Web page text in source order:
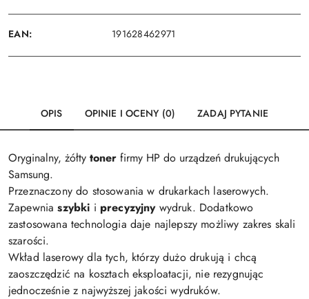
EAN: 191628462971
OPIS OPINIE I OCENY (0) ZADAJ PYTANIE
Oryginalny, żółty toner firmy HP do urządzeń drukujących
Samsung.
Przeznaczony do stosowania w drukarkach laserowych.
Zapewniaszybki i precyzyjnywydruk. Dodatkowo
zastosowana technologia daje najlepszy możliwy zakres skali
szarości.
Wkład laserowy dla tych, którzy dużo drukują i chcą
zaoszczędzić na kosztach eksploatacji, nie rezygnując
jednocześnie z najwyższej jakości wydruków.